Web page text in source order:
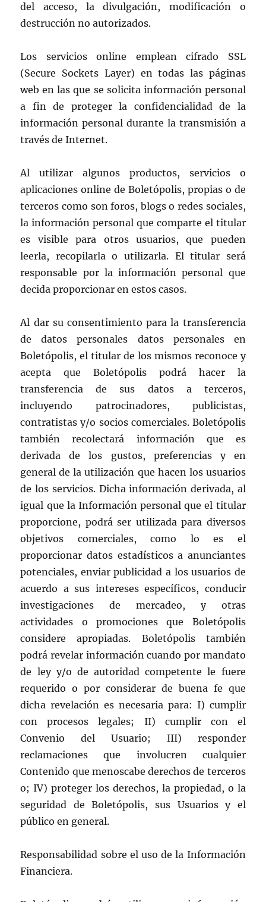
del acceso, la divulgación, modificación o
destrucción no autorizados.
Los servicios online emplean cifrado SSL
(Secure Sockets Layer) en todas las páginas
web en las que se solicita información personal
a fin de proteger la confidencialidad de la
información personal durante la transmisión a
través de Internet.
Al utilizar algunos productos, servicios o
aplicaciones online de Boletópolis, propias o de
terceros como son foros, blogs o redes sociales,
la información personal que comparte el titular
es visible para otros usuarios, que pueden
leerla, recopilarla o utilizarla. El titular será
responsable por la información personal que
decida proporcionar en estos casos.
Al dar su consentimiento para la transferencia
de datos personales datos personales en
Boletópolis, el titular de los mismos reconoce y
acepta que Boletópolis podrá hacer la
transferencia de sus datos a terceros,
incluyendo patrocinadores, publicistas,
contratistas y/o socios comerciales. Boletópolis
también recolectará información que es
derivada de los gustos, preferencias y en
general de la utilización que hacen los usuarios
de los servicios. Dicha información derivada, al
igual que la Información personal que el titular
proporcione, podrá ser utilizada para diversos
objetivos comerciales, como lo es el
proporcionar datos estadísticos a anunciantes
potenciales, enviar publicidad a los usuarios de
acuerdo a sus intereses específicos, conducir
investigaciones de mercadeo, y otras
actividades o promociones que Boletópolis
considere apropiadas. Boletópolis también
podrá revelar información cuando por mandato
de ley y/o de autoridad competente le fuere
requerido o por considerar de buena fe que
dicha revelación es necesaria para: I) cumplir
con procesos legales; II) cumplir con el
Convenio del Usuario; III) responder
reclamaciones que involucren cualquier
Contenido que menoscabe derechos de terceros
o; IV) proteger los derechos, la propiedad, o la
seguridad de Boletópolis, sus Usuarios y el
público en general.
Responsabilidad sobre el uso de la Información
Financiera.